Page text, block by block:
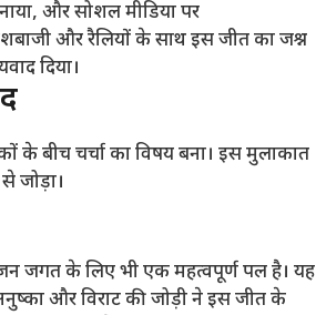
और सोशल मीडिया पर
और रैलियों के साथ इस जीत का जश्न
दिया।
के बीच चर्चा का विषय बना। इस मुलाकात
जोड़ा।
जगत के लिए भी एक महत्वपूर्ण पल है। यह
और विराट की जोड़ी ने इस जीत के